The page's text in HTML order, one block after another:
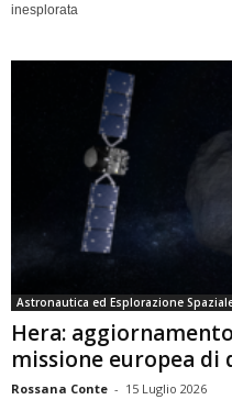
inesplorata
Astronautica ed Esplorazione
Hera:
missione europea di
Rossana Conte - 15 Luglio 2026